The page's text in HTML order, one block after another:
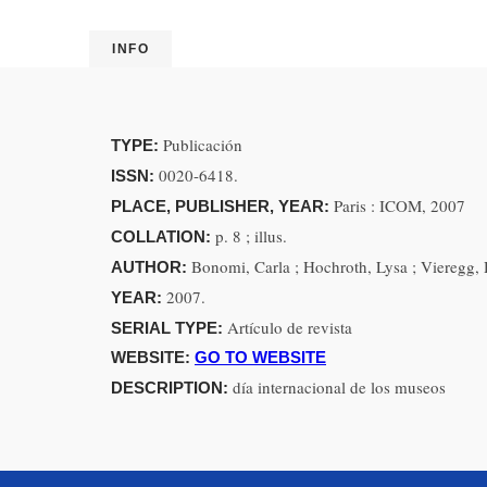
INFO
TYPE: Publicación
ISSN: 0020-6418.
PLACE, PUBLISHER, YEAR: Paris : ICOM, 2007
COLLATION: p. 8 ; illus.
AUTHOR: Bonomi, Carla ; Hochroth, Lysa ; Vieregg,
YEAR: 2007.
SERIAL TYPE: Artículo de revista
WEBSITE: GO TO WEBSITE
DESCRIPTION: día internacional de los museos